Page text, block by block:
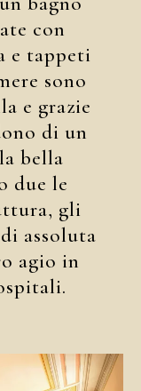
con
e tappeti
sono
e grazie
di un
bella
due le
gli
assoluta
agio in